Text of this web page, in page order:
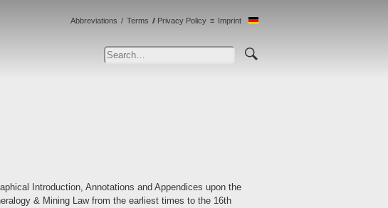
Abbreviations Terms Privacy Policy Imprint
Introduction, Annotations and Appendices upon the
& Mining Law from the earliest times to the 16th